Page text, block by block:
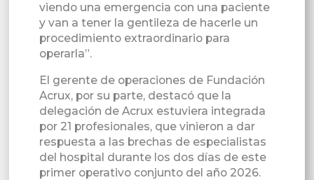
viendo una emergencia con una paciente
y van a tener la gentileza de hacerle un
procedimiento extraordinario para
operarla”.
El gerente de operaciones de Fundación
Acrux, por su parte, destacó que la
delegación de Acrux estuviera integrada
por 21 profesionales, que vinieron a dar
respuesta a las brechas de especialistas
del hospital durante los dos días de este
primer operativo conjunto del año 2026.